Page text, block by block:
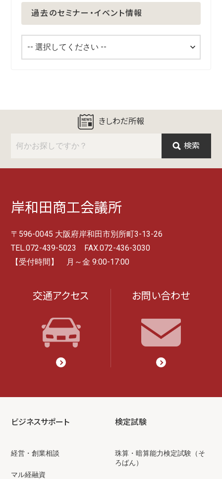
過去のセミナー・イベント情報
きしわだ所報
検索
岸和田商工会議所
〒596-0045 大阪府岸和田市別所町3-13-26
TEL.072-439-5023 FAX.072-436-3030
【受付時間】 月～金 9:00-17:00
交通アクセス お問い合わせ
ビジネスサポート
経営・創業相談
マル経融資
検定試験
珠算・暗算能力検定試験（そ
ろばん）